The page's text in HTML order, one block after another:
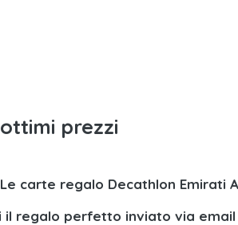
prezzi
Le carte regalo Decathlon Emirati
il regalo perfetto inviato via email